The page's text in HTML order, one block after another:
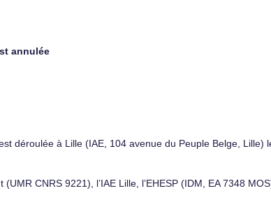
annulée
déroulée à Lille (IAE, 104 avenue du Peuple Belge, Lille)
CNRS 9221), l’IAE Lille, l’EHESP (IDM, EA 7348